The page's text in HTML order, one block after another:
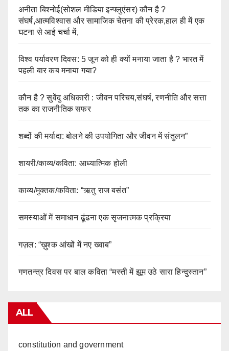
अनीता बिश्नोई(सोशल मीडिया इन्फ्लुएंसर) कौन है ?
संघर्ष,आत्मविश्वास और सामाजिक चेतना की प्रेरक,हाल ही में एक
घटना से आई चर्चा में,
विश्व पर्यावरण दिवस: 5 जून को ही क्यों मनाया जाता है ? भारत में
पहली बार कब मनाया गया?
कौन है ? सुवेंदु अधिकारी : जीवन परिचय,संघर्ष, रणनीति और सत्ता
तक का राजनीतिक सफर
शब्दों की मर्यादा: बोलने की उपयोगिता और जीवन में संतुलन”
शायरी/काव्य/कविता: आध्यात्मिक होली
काव्य/मुक्तक/कविता: “ऋतु राज बसंत”
समस्याओं में समाधान ढूंढना एक सृजनात्मक प्रक्रिया
गज़ल: “ख़ुश्क आंखों में नए ख्वाब”
गणतन्त्र दिवस पर बाल कविता “मस्ती में झूम उठे सारा हिन्दुस्तान”
ALL
constitution and government